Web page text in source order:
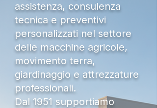
assistenza, consulenza
tecnica e preventivi
personalizzati nel settore
delle macchine agricole,
movimento terra,
giardinaggio e attrezzature
professionali.
Dal 1951 supportiamo